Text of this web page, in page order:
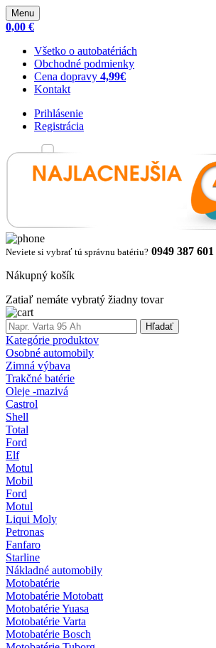
Menu
0,00 €
Všetko o autobatériách
Obchodné podmienky
Cena dopravy 4,99€
Kontakt
Prihlásenie
Registrácia
Neviete si vybrať tú správnu batériu? 0949 387 601
Nákupný košík
Zatiaľ nemáte vybratý žiadny tovar
Hľadať
Kategórie produktov
Osobné automobily
Zimná výbava
Trakčné batérie
Oleje -mazivá
Castrol
Shell
Total
Ford
Elf
Motul
Mobil
Ford
Motul
Liqui Moly
Petronas
Fanfaro
Starline
Nákladné automobily
Motobatérie
Motobatérie Motobatt
Motobatérie Yuasa
Motobatérie Varta
Motobatérie Bosch